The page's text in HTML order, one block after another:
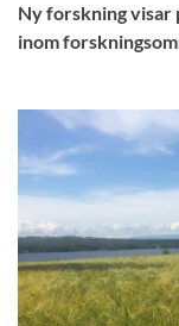
Ny forskning visar
inom